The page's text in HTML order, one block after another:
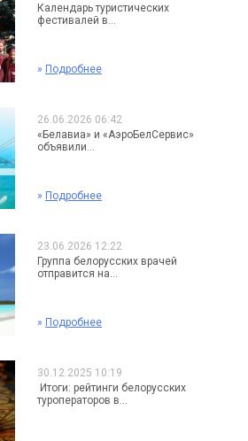
Календарь туристических
фестивалей в...
» Подробнее
26.06.2026 06:42
«Белавиа» и «АэроБелСервис»
объявили...
» Подробнее
23.06.2026 12:22
Группа белорусских врачей
отправится на...
» Подробнее
30.12.2025 10:19
Итоги: рейтинги белорусских
туроператоров в...